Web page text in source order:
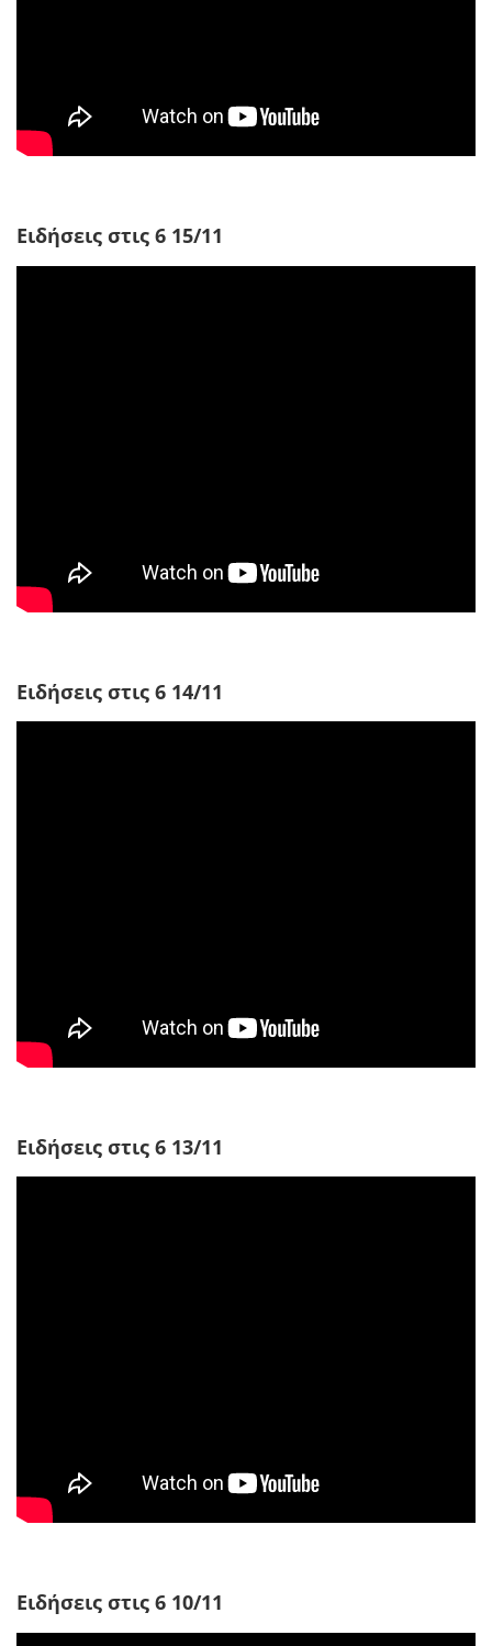
Ειδήσεις στις 6 15/11
Ειδήσεις στις 6 14/11
Ειδήσεις στις 6 13/11
Ειδήσεις στις 6 10/11